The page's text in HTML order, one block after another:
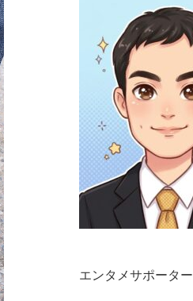
エンタメサポーター